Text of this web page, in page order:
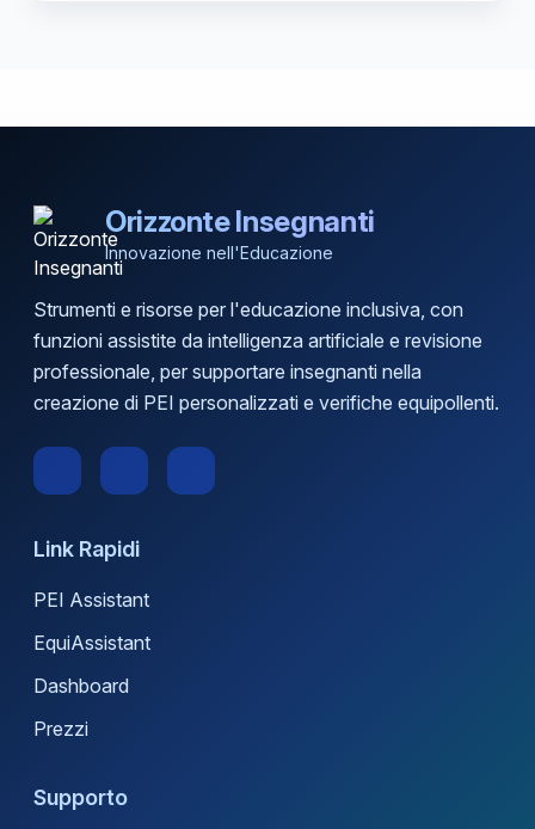
Orizzonte Insegnanti
Innovazione nell'Educazione
Strumenti e risorse per l'educazione inclusiva, con
funzioni assistite da intelligenza artificiale e revisione
professionale, per supportare insegnanti nella
creazione di PEI personalizzati e verifiche equipollenti.
Link Rapidi
PEI Assistant
EquiAssistant
Dashboard
Prezzi
Supporto